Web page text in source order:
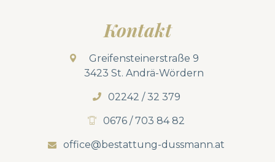
Kontakt
Greifensteinerstraße 9
3423 St. Andrä-Wördern
02242 / 32 379
0676 / 703 84 82
office@bestattung-dussmann.at